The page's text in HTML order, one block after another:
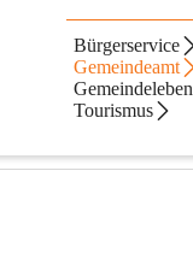
Bürgerservice
Gemeindeamt
Gemeindeleben
Tourismus